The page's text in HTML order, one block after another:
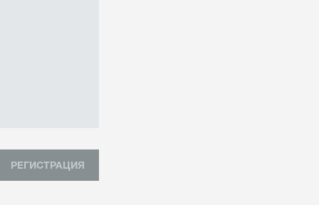
РЕГИСТРАЦИЯ